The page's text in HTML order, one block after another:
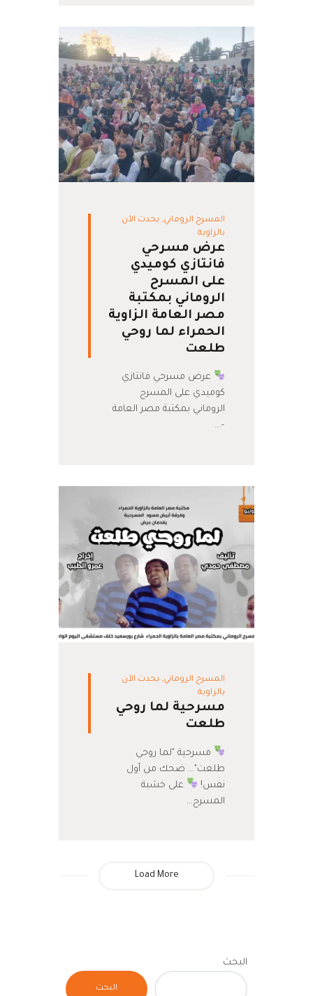
المسرح الروماني, يحدث الآن
بالزاوية
عرض مسرحي
فانتازي كوميدي
على المسرح
الروماني بمكتبة
مصر العامة الزاوية
الحمراء لما روحي
طلعت
عرض مسرحي فانتازي
كوميدي على المسرح
الروماني بمكتبة مصر العامة
–…
المسرح الروماني, يحدث الآن
بالزاوية
مسرحية لما روحي
طلعت
مسرحية "لما روحي
طلعت"... ضحك من أول
نفس!
على خشبة
المسرح…
Load More
البحث
البحث